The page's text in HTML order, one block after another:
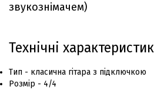
звукознімачем)
Технічні
Тип - класична гітара з підключкою
Розмір - 4/4